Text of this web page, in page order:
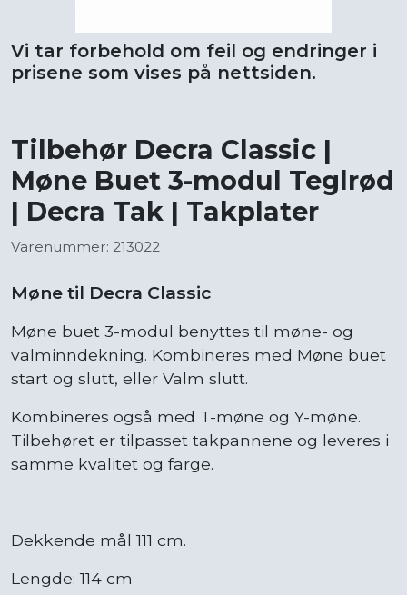
Vi tar forbehold om feil og endringer i
prisene som vises på nettsiden.
Tilbehør Decra Classic |
Møne Buet 3-modul Teglrød
| Decra Tak | Takplater
Varenummer: 213022
Møne til Decra Classic
Møne buet 3-modul benyttes til møne- og
valminndekning. Kombineres med Møne buet
start og slutt, eller Valm slutt.
Kombineres også med T-møne og Y-møne.
Tilbehøret er tilpasset takpannene og leveres i
samme kvalitet og farge.
Dekkende mål 111 cm.
Lengde: 114 cm